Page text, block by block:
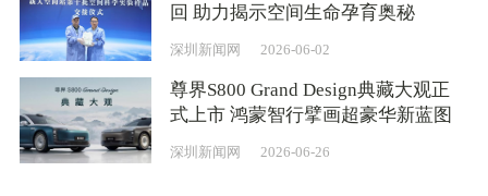
回 助力揭示空间生命孕育奥秘
深圳新闻网 2026-06-02
尊界S800 Grand Design典藏大观正
式上市 鸿蒙智行擘画超豪华新蓝图
深圳新闻网 2026-06-26